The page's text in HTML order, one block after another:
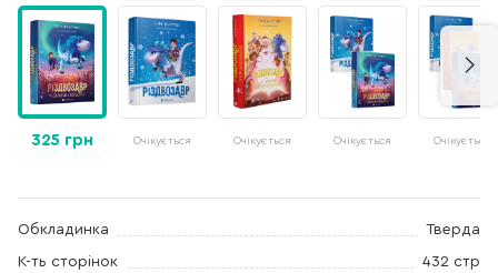
325 грн Очікується Очікується Очікується Очікується
Обкладинка Тверда
К-ть сторінок 432 стр